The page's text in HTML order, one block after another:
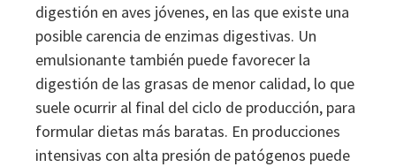
digestión en aves jóvenes, en las que existe una
posible carencia de enzimas digestivas. Un
emulsionante también puede favorecer la
digestión de las grasas de menor calidad, lo que
suele ocurrir al final del ciclo de producción, para
formular dietas más baratas. En producciones
intensivas con alta presión de patógenos puede